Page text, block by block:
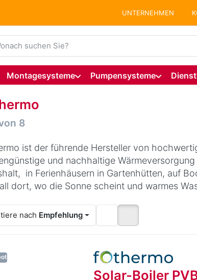
UNTERNEHMEN
einen Suchbegriff ein. Während Sie tippen,
Montagesysteme Pumpensysteme
8
ist der führende Hersteller von
und nachhaltige
in Ferienhäusern in Gartenhütten, auf
dort, wo die Sonne scheint und warmes
nach Empfehlung
Solar-Boiler